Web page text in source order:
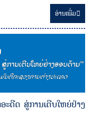
ອ່ານ​ເພີ່ມ
ດີດ ສູ່ການເຕີບໃຫຍ່ຢ່າງ